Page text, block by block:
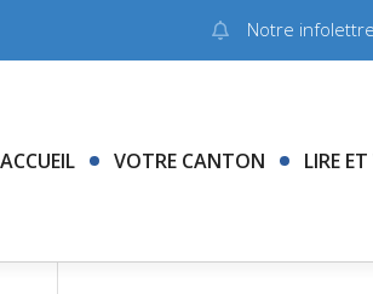
Notre infolettre
ACCUEIL VOTRE CANTON LIRE